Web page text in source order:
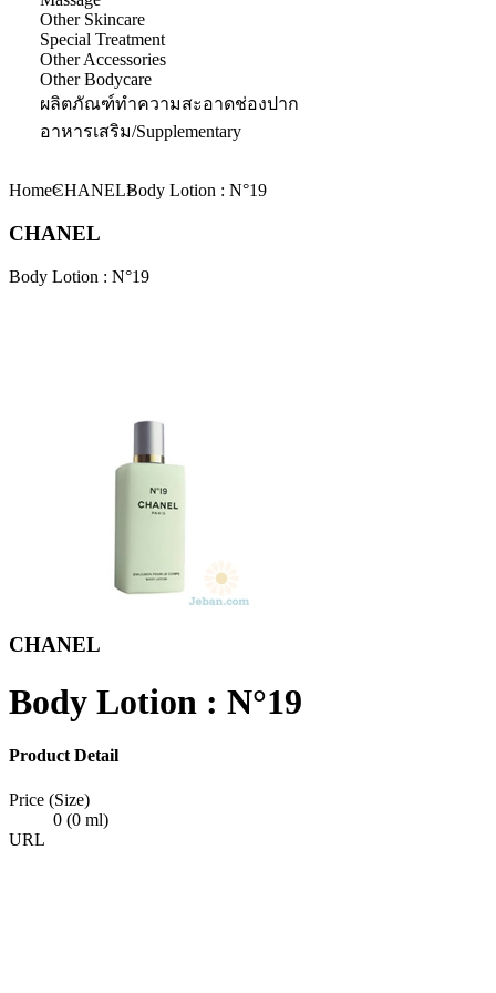
Other Skincare
Special Treatment
Other Accessories
Other Bodycare
ผลิตภัณฑ์ทำความสะอาดช่องปาก
อาหารเสริม/Supplementary
HomeCHANELBody Lotion : N°19
CHANEL
Body Lotion : N°19
CHANEL
Body Lotion : N°19
Product Detail
Price (Size)
0 (0 ml)
URL